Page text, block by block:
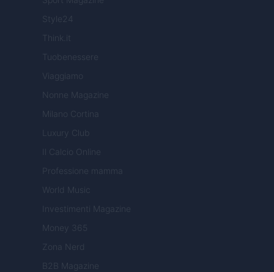
Style24
Think.it
Tuobenessere
Viaggiamo
Nonne Magazine
Milano Cortina
Luxury Club
Il Calcio Online
Professione mamma
World Music
Investimenti Magazine
Money 365
Zona Nerd
B2B Magazine